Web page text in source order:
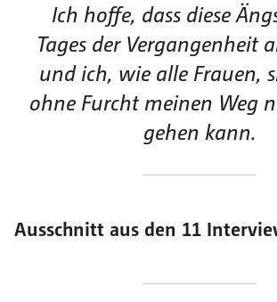
Ich hoffe, dass diese
Tages der Vergangenheit
und ich, wie alle Frauen,
ohne Furcht meinen Weg
gehen kann.
Ausschnitt aus den 11